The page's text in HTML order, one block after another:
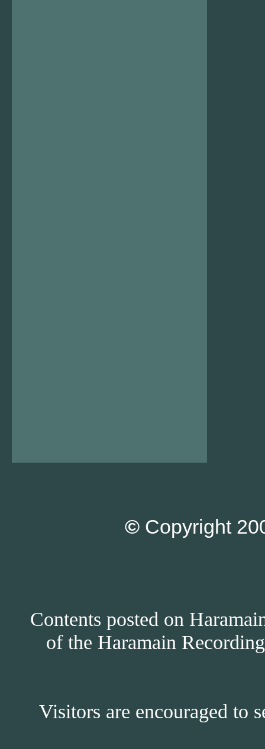
© Copyright
Contents posted on
of the Haramain
Visitors are encouraged to